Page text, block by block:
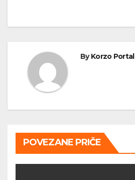
ByKorzo Portal
POVEZANE PRIČE